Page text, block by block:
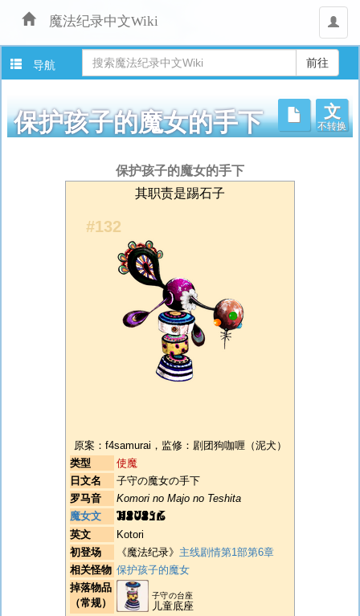
魔法纪录中文Wiki
用
户
导航
保护孩子的魔女的手下
文
不转换
保护孩子的魔女的手下
其职责是踢石子
#132
原案：f4samurai，监修：剧团狗咖喱（泥犬）
类型
使魔
日文名
子守の魔女の手下
罗马音
Komori no Majo no Teshita
魔女文
KOTORI
英文
Kotori
初登场
《魔法纪录》 主线剧情第1部第6章
相关怪物 保护孩子的魔女
掉落物品
（常规）
儿童底座
子守の台座